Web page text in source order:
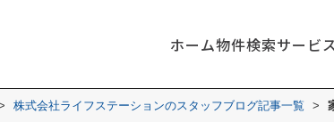
ホーム物件検索サービ
株式会社ライフステーションのスタッフブログ記事一覧 >